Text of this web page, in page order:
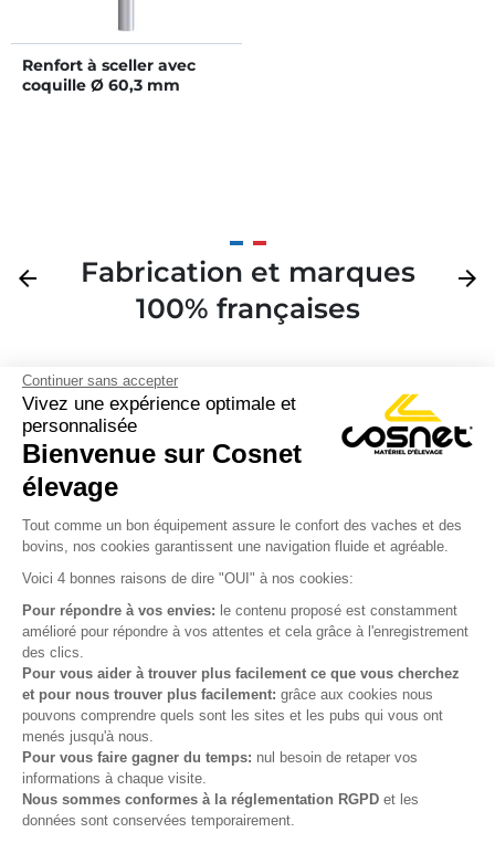
Continuer sans accepter
Vivez une expérience optimale et
personnalisée
Bienvenue sur Cosnet
élevage
Tout comme un bon équipement assure le confort des vaches et des
bovins, nos cookies garantissent une navigation fluide et agréable.
Voici 4 bonnes raisons de dire "OUI" à nos cookies:
Pour répondre à vos envies: le contenu proposé est constamment
amélioré pour répondre à vos attentes et cela grâce à l'enregistrement
des clics.
Pour vous aider à trouver plus facilement ce que vous cherchez
et pour nous trouver plus facilement: grâce aux cookies nous
pouvons comprendre quels sont les sites et les pubs qui vous ont
menés jusqu'à nous.
Pour vous faire gagner du temps: nul besoin de retaper vos
informations à chaque visite.
Nous sommes conformes à la réglementation RGPD et les
données sont conservées temporairement.
Renfort à sceller avec
coquille Ø 60,3 mm
Précédent
arrow_back
Fabrication et marques
100% françaises
arrow_forward
Produits
Notre société
Votre compte
Informations